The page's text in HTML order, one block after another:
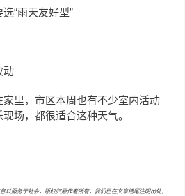
“雨天友好型”
动
里，市区本周也有不少室内活动
场，都很适合这种天气。
以服务于社会，版权归原作者所有，我们已在文章结尾注明出处，